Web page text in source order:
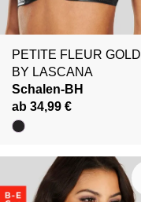
PETITE FLEUR GOLD
BY LASCANA
Schalen-BH
ab 34,99 €